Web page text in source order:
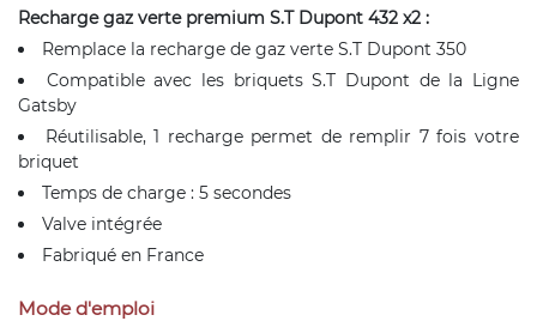
Recharge gaz verte premium S.T Dupont 432 x2 :
Remplace la recharge de gaz verte S.T Dupont 350
Compatible avec les briquets S.T Dupont de la Ligne
Gatsby
Réutilisable, 1 recharge permet de remplir 7 fois votre
briquet
Temps de charge : 5 secondes
Valve intégrée
Fabriqué en France
Mode d'emploi